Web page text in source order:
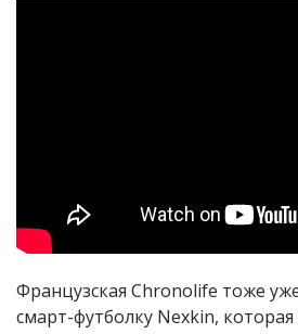
Французская Chronolife тоже
смарт-футболку Nexkin, которая